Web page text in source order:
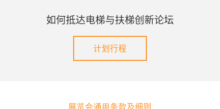
如何抵达电梯与扶梯创新论坛
计划行程
展览会通用条款及细则